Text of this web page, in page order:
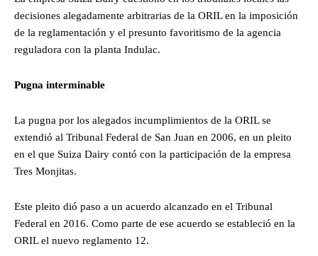
decisiones alegadamente arbitrarias de la ORIL en la imposición
de la reglamentación y el presunto favoritismo de la agencia
reguladora con la planta Indulac.
Pugna interminable
La pugna por los alegados incumplimientos de la ORIL se
extendió al Tribunal Federal de San Juan en 2006, en un pleito
en el que Suiza Dairy contó con la participación de la empresa
Tres Monjitas.
Este pleito dió paso a un acuerdo alcanzado en el Tribunal
Federal en 2016. Como parte de ese acuerdo se estableció en la
ORIL el nuevo reglamento 12.